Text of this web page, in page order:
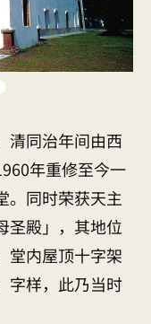
清同治年间由西
年重修至今一
。同时荣获天主
圣殿」，其地位
堂内屋顶十字架
字样，此乃当时